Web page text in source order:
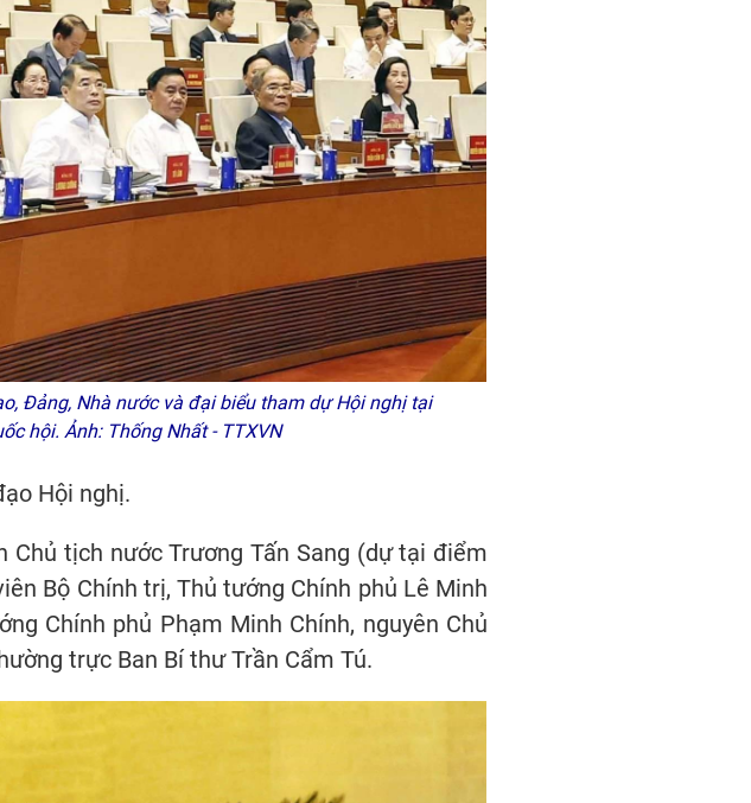
Đảng, Nhà nước và đại biểu tham dự Hội nghị tại
hội. Ảnh: Thống Nhất - TTXVN
Hội nghị.
Chủ tịch nước Trương Tấn Sang (dự tại điểm
Bộ Chính trị, Thủ tướng Chính phủ Lê Minh
Chính phủ Phạm Minh Chính, nguyên Chủ
trực Ban Bí thư Trần Cẩm Tú.